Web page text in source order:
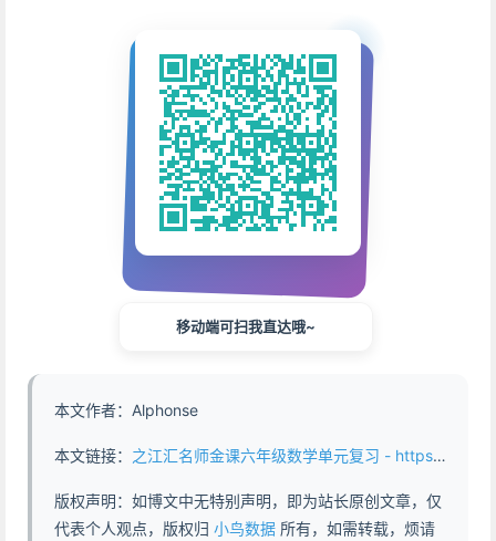
移动端可扫我直达哦~
本文作者：Alphonse
本文链接： 之江汇名师金课六年级数学单元复习 - https://www.abddb.com/zhijianghui_mingshi_grade6_maths.html
版权声明：如博文中无特别声明，即为站长原创文章，仅
代表个人观点，版权归 小鸟数据 所有，如需转载，烦请